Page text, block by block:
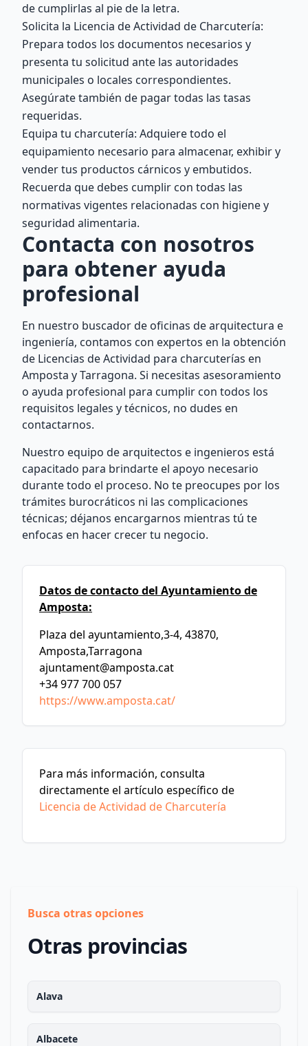
de cumplirlas al pie de la letra.
Solicita la Licencia de Actividad de Charcutería:
Prepara todos los documentos necesarios y
presenta tu solicitud ante las autoridades
municipales o locales correspondientes.
Asegúrate también de pagar todas las tasas
requeridas.
Equipa tu charcutería: Adquiere todo el
equipamiento necesario para almacenar, exhibir y
vender tus productos cárnicos y embutidos.
Recuerda que debes cumplir con todas las
normativas vigentes relacionadas con higiene y
seguridad alimentaria.
Contacta con nosotros
para obtener ayuda
profesional
En nuestro buscador de oficinas de arquitectura e
ingeniería, contamos con expertos en la obtención
de Licencias de Actividad para charcuterías en
Amposta y Tarragona. Si necesitas asesoramiento
o ayuda profesional para cumplir con todos los
requisitos legales y técnicos, no dudes en
contactarnos.
Nuestro equipo de arquitectos e ingenieros está
capacitado para brindarte el apoyo necesario
durante todo el proceso. No te preocupes por los
trámites burocráticos ni las complicaciones
técnicas; déjanos encargarnos mientras tú te
enfocas en hacer crecer tu negocio.
Datos de contacto del Ayuntamiento de
Amposta:
Plaza del ayuntamiento,3-4, 43870,
Amposta,Tarragona
ajuntament@amposta.cat
+34 977 700 057
https://www.amposta.cat/
Para más información, consulta
directamente el artículo específico de
Licencia de Actividad de Charcutería
Busca otras opciones
Otras provincias
Alava
Albacete